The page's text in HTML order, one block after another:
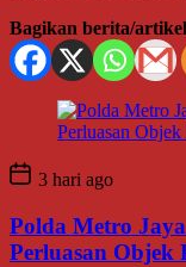
Bagikan berita/
3 hari ago
Polda Metro
Perluasan Objek